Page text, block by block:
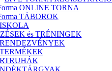
ONLINE TORNA
TÁBOROK
és TRÉNINGEK